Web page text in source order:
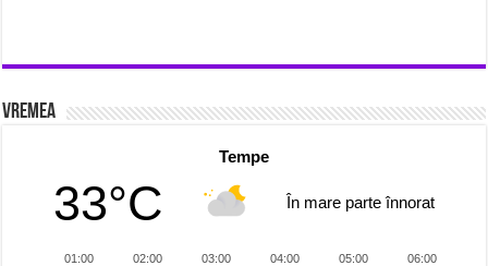
Vremea
Tempe
33°C În mare parte înnorat
01:00 02:00 03:00 04:00 05:00 06:00